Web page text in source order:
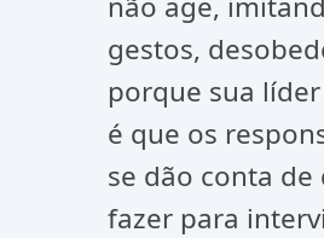
gestos,
porque sua
é que os
se dão conta de
fazer para